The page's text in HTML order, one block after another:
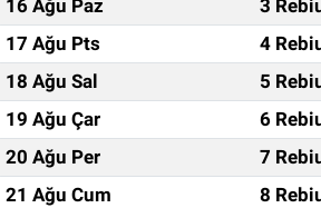
16 Ağu Paz
3
17 Ağu Pts
4
18 Ağu Sal
5
19 Ağu Çar
6
20 Ağu Per
7
21 Ağu Cum
8